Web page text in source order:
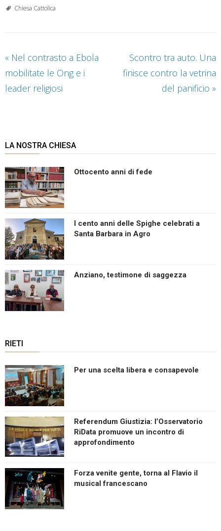
Chiesa Cattolica
« Nel contrasto a Ebola
mobilitate le Ong e i
leader religiosi
Scontro tra auto. Una
finisce contro la vetrina
del panificio »
LA NOSTRA CHIESA
Ottocento anni di fede
I cento anni delle Spighe celebrati a
Santa Barbara in Agro
Anziano, testimone di saggezza
RIETI
Per una scelta libera e consapevole
Referendum Giustizia: l’Osservatorio
RiData promuove un incontro di
approfondimento
Forza venite gente, torna al Flavio il
musical francescano